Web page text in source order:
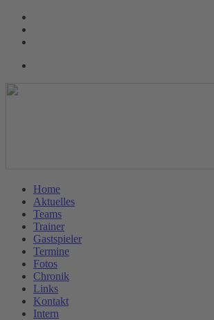
Home
Aktuelles
Teams
Trainer
Gastspieler
Termine
Fotos
Chronik
Links
Kontakt
Intern